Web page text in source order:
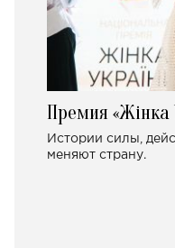
Премия «Жінка
Истории силы,
меняют страну.